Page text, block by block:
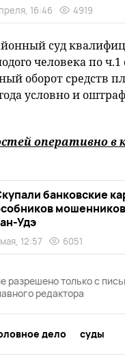
16:46 4919
суд
человека по ч.1
оборот средств
условно и
оперативно в
банковские
Удэ
12:57 6051
разрешено только с
редактора
дело суды